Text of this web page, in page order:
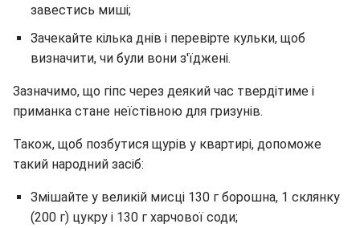
завестись миші;
Зачекайте кілька днів і перевірте кульки, щоб
визначити, чи були вони з'їджені.
Зазначимо, що гіпс через деякий час твердітиме і
приманка стане неїстівною для гризунів.
Також, щоб позбутися щурів у квартирі, допоможе
такий народний засіб:
Змішайте у великій мисці 130 г борошна, 1 склянку
(200 г) цукру і 130 г харчової соди;